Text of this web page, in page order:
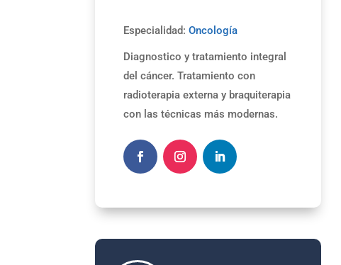
Especialidad:Oncología
Diagnostico y tratamiento integral
del cáncer. Tratamiento con
radioterapia externa y braquiterapia
con las técnicas más modernas.